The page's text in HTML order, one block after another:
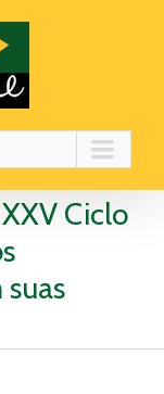
Ciclo